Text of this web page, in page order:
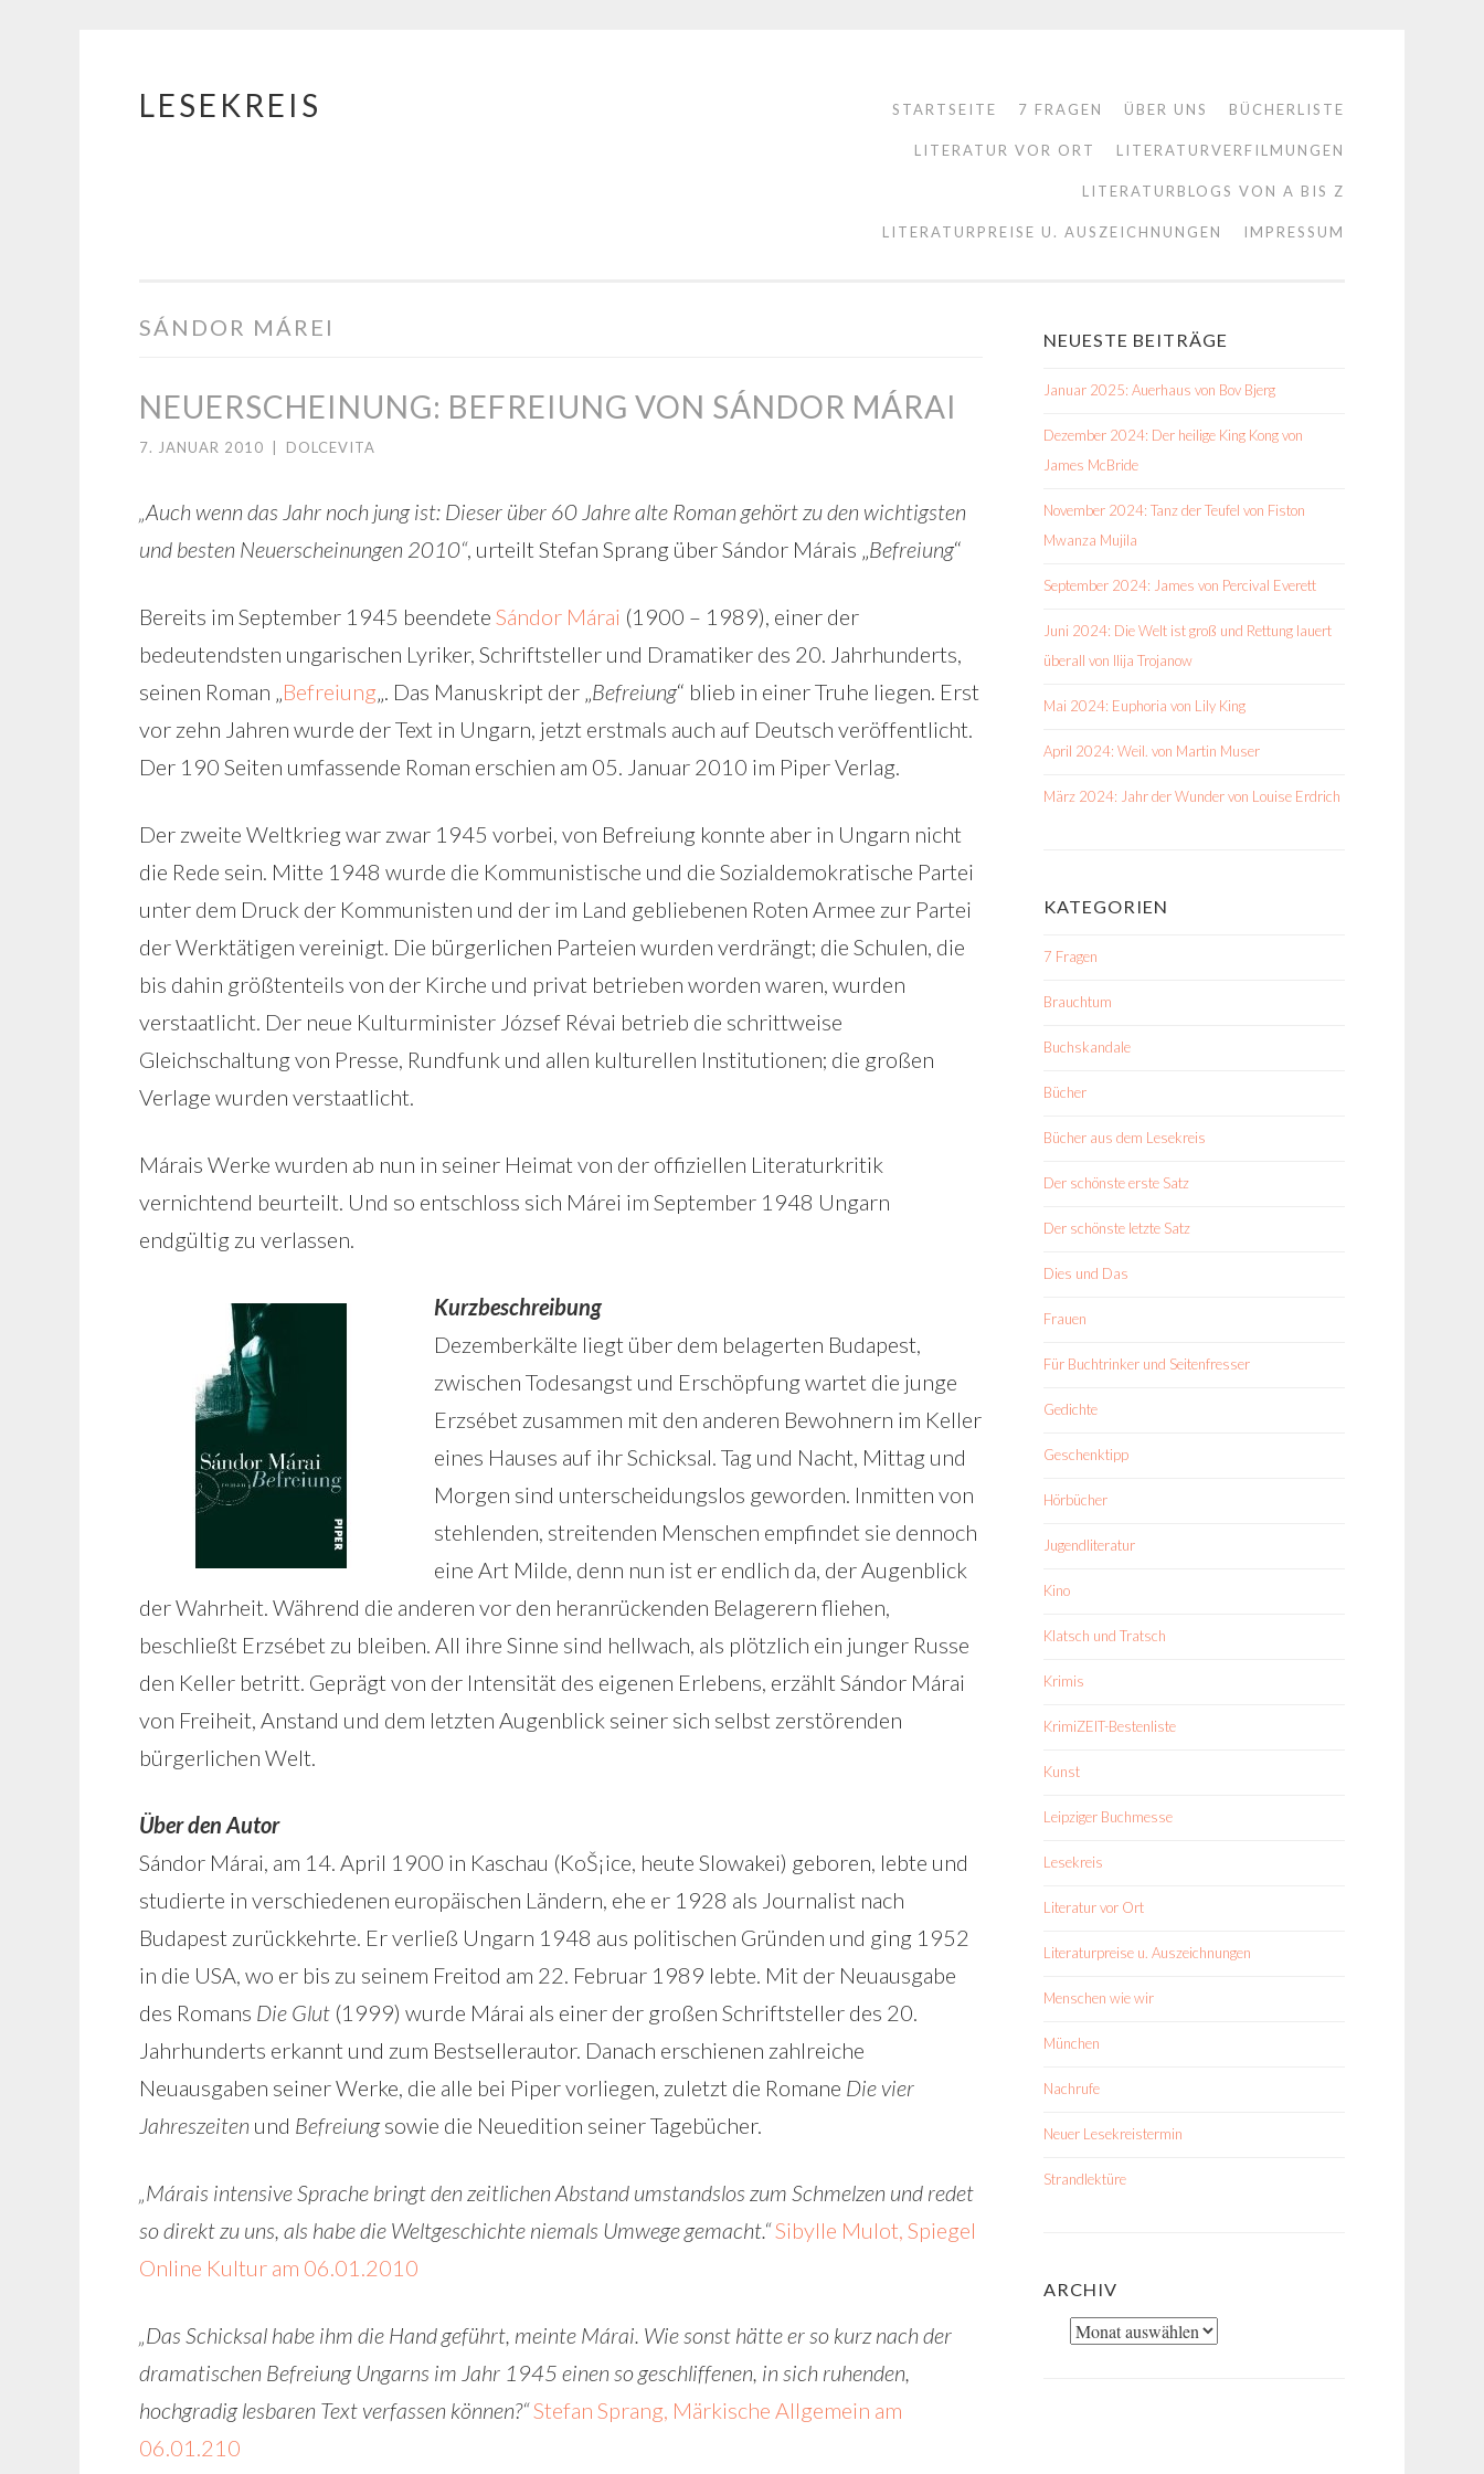
Springe
LESEKREIS STARTSEITE 7 FRAGEN ÜBER UNS BÜCHERLISTE
LITERATUR VOR ORT LITERATURVERFILMUNGEN
LITERATURBLOGS VON A BIS Z
LITERATURPREISE U. AUSZEICHNUNGEN IMPRESSUM
SÁNDOR MÁREI
NEUERSCHEINUNG: BEFREIUNG VON SÁNDOR MÁRAI
7. JANUAR 2010 DOLCEVITA
„Auch wenn das Jahr noch jung ist: Dieser über 60 Jahre alte Roman gehört zu den wichtigsten
und besten Neuerscheinungen 2010“, urteilt Stefan Sprang über Sándor Márais „Befreiung“
Bereits im September 1945 beendete Sándor Márai (1900 – 1989), einer der
bedeutendsten ungarischen Lyriker, Schriftsteller und Dramatiker des 20. Jahrhunderts,
seinen Roman „Befreiung„. Das Manuskript der „Befreiung“ blieb in einer Truhe liegen. Erst
vor zehn Jahren wurde der Text in Ungarn, jetzt erstmals auch auf Deutsch veröffentlicht.
Der 190 Seiten umfassende Roman erschien am 05. Januar 2010 im Piper Verlag.
Der zweite Weltkrieg war zwar 1945 vorbei, von Befreiung konnte aber in Ungarn nicht
die Rede sein. Mitte 1948 wurde die Kommunistische und die Sozialdemokratische Partei
unter dem Druck der Kommunisten und der im Land gebliebenen Roten Armee zur Partei
der Werktätigen vereinigt. Die bürgerlichen Parteien wurden verdrängt; die Schulen, die
bis dahin größtenteils von der Kirche und privat betrieben worden waren, wurden
verstaatlicht. Der neue Kulturminister József Révai betrieb die schrittweise
Gleichschaltung von Presse, Rundfunk und allen kulturellen Institutionen; die großen
Verlage wurden verstaatlicht.
Márais Werke wurden ab nun in seiner Heimat von der offiziellen Literaturkritik
vernichtend beurteilt. Und so entschloss sich Márei im September 1948 Ungarn
endgültig zu verlassen.
Kurzbeschreibung
Dezemberkälte liegt über dem belagerten Budapest,
zwischen Todesangst und Erschöpfung wartet die junge
Erzsébet zusammen mit den anderen Bewohnern im Keller
eines Hauses auf ihr Schicksal. Tag und Nacht, Mittag und
Morgen sind unterscheidungslos geworden. Inmitten von
stehlenden, streitenden Menschen empfindet sie dennoch
eine Art Milde, denn nun ist er endlich da, der Augenblick
der Wahrheit. Während die anderen vor den heranrückenden Belagerern fliehen,
beschließt Erzsébet zu bleiben. All ihre Sinne sind hellwach, als plötzlich ein junger Russe
den Keller betritt. Geprägt von der Intensität des eigenen Erlebens, erzählt Sándor Márai
von Freiheit, Anstand und dem letzten Augenblick seiner sich selbst zerstörenden
bürgerlichen Welt.
Über den Autor
Sándor Márai, am 14. April 1900 in Kaschau (KoŠ¡ice, heute Slowakei) geboren, lebte und
studierte in verschiedenen europäischen Ländern, ehe er 1928 als Journalist nach
Budapest zurückkehrte. Er verließ Ungarn 1948 aus politischen Gründen und ging 1952
in die USA, wo er bis zu seinem Freitod am 22. Februar 1989 lebte. Mit der Neuausgabe
des Romans Die Glut (1999) wurde Márai als einer der großen Schriftsteller des 20.
Jahrhunderts erkannt und zum Bestsellerautor. Danach erschienen zahlreiche
Neuausgaben seiner Werke, die alle bei Piper vorliegen, zuletzt die Romane Die vier
Jahreszeiten und Befreiungsowie die Neuedition seiner Tagebücher.
„Márais intensive Sprache bringt den zeitlichen Abstand umstandslos zum Schmelzen und redet
so direkt zu uns, als habe die Weltgeschichte niemals Umwege gemacht.“Sibylle Mulot, Spiegel
Online Kultur am 06.01.2010
„Das Schicksal habe ihm die Hand geführt, meinte Márai. Wie sonst hätte er so kurz nach der
dramatischen Befreiung Ungarns im Jahr 1945 einen so geschliffenen, in sich ruhenden,
hochgradig lesbaren Text verfassen können?“Stefan Sprang, Märkische Allgemein am
06.01.210
NEUESTE BEITRÄGE
Januar 2025: Auerhaus von Bov Bjerg
Dezember 2024: Der heilige King Kong von
James McBride
November 2024: Tanz der Teufel von Fiston
Mwanza Mujila
September 2024: James von Percival Everett
Juni 2024: Die Welt ist groß und Rettung lauert
überall von Ilija Trojanow
Mai 2024: Euphoria von Lily King
April 2024: Weil. von Martin Muser
März 2024: Jahr der Wunder von Louise Erdrich
KATEGORIEN
7 Fragen
Brauchtum
Buchskandale
Bücher
Bücher aus dem Lesekreis
Der schönste erste Satz
Der schönste letzte Satz
Dies und Das
Frauen
Für Buchtrinker und Seitenfresser
Gedichte
Geschenktipp
Hörbücher
Jugendliteratur
Kino
Klatsch und Tratsch
Krimis
KrimiZEIT-Bestenliste
Kunst
Leipziger Buchmesse
Lesekreis
Literatur vor Ort
Literaturpreise u. Auszeichnungen
Menschen wie wir
München
Nachrufe
Neuer Lesekreistermin
Strandlektüre
ARCHIV
Archiv